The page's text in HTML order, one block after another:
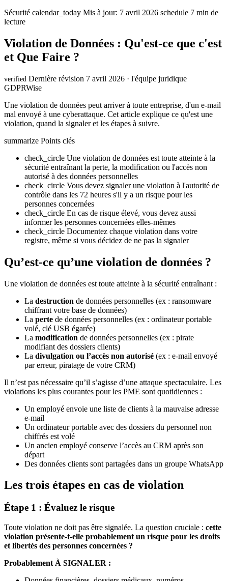
Sécurité calendar_today Mis à jour: 7 avril 2026 schedule 7 min de
lecture
Violation de Données : Qu'est-ce que c'est
et Que Faire ?
verified Dernière révision 7 avril 2026 · l'équipe juridique
GDPRWise
Une violation de données peut arriver à toute entreprise, d'un e-mail
mal envoyé à une cyberattaque. Cet article explique ce qu'est une
violation, quand la signaler et les étapes à suivre.
summarize Points clés
check_circle Une violation de données est toute atteinte à la
sécurité entraînant la perte, la modification ou l'accès non
autorisé à des données personnelles
check_circle Vous devez signaler une violation à l'autorité de
contrôle dans les 72 heures s'il y a un risque pour les
personnes concernées
check_circle En cas de risque élevé, vous devez aussi
informer les personnes concernées elles-mêmes
check_circle Documentez chaque violation dans votre
registre, même si vous décidez de ne pas la signaler
Qu’est-ce qu’une violation de données ?
Une violation de données est toute atteinte à la sécurité entraînant :
La destruction de données personnelles (ex : ransomware
chiffrant votre base de données)
La perte de données personnelles (ex : ordinateur portable
volé, clé USB égarée)
La modification de données personnelles (ex : pirate
modifiant des dossiers clients)
La divulgation ou l’accès non autorisé (ex : e-mail envoyé
par erreur, piratage de votre CRM)
Il n’est pas nécessaire qu’il s’agisse d’une attaque spectaculaire. Les
violations les plus courantes pour les PME sont quotidiennes :
Un employé envoie une liste de clients à la mauvaise adresse
e-mail
Un ordinateur portable avec des dossiers du personnel non
chiffrés est volé
Un ancien employé conserve l’accès au CRM après son
départ
Des données clients sont partagées dans un groupe WhatsApp
Les trois étapes en cas de violation
Étape 1 : Évaluez le risque
Toute violation ne doit pas être signalée. La question cruciale : cette
violation présente-t-elle probablement un risque pour les droits
et libertés des personnes concernées ?
Probablement À SIGNALER :